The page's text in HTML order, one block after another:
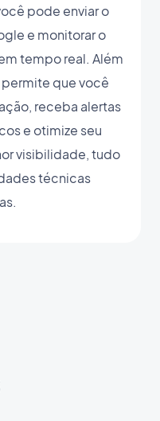
pode enviar o
e monitorar o
tempo real. Além
permite que você
receba alertas
e otimize seu
visibilidade, tudo
técnicas